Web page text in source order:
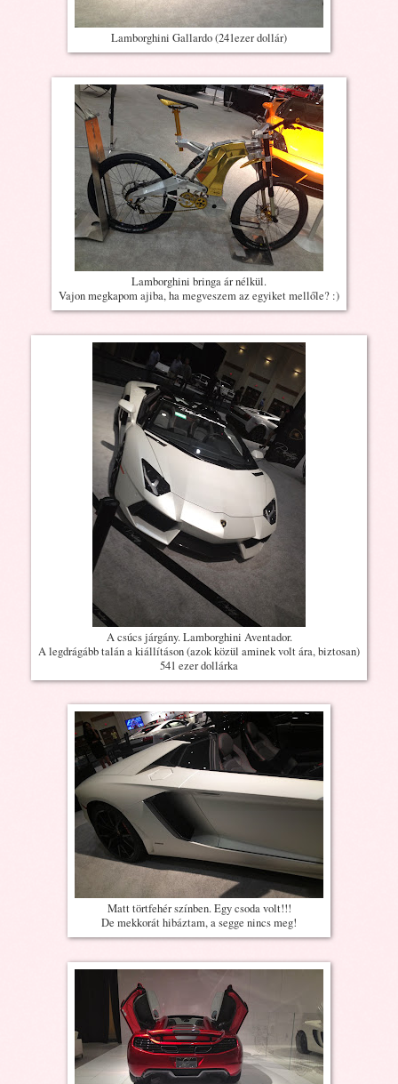
Lamborghini Gallardo (241ezer dollár)
Lamborghini bringa ár nélkül.
Vajon megkapom ajiba, ha megveszem az egyiket mellőle? :)
A csúcs járgány. Lamborghini Aventador.
A legdrágább talán a kiállításon (azok közül aminek volt ára, biztosan)
541 ezer dollárka
Matt törtfehér színben. Egy csoda volt!!!
De mekkorát hibáztam, a segge nincs meg!